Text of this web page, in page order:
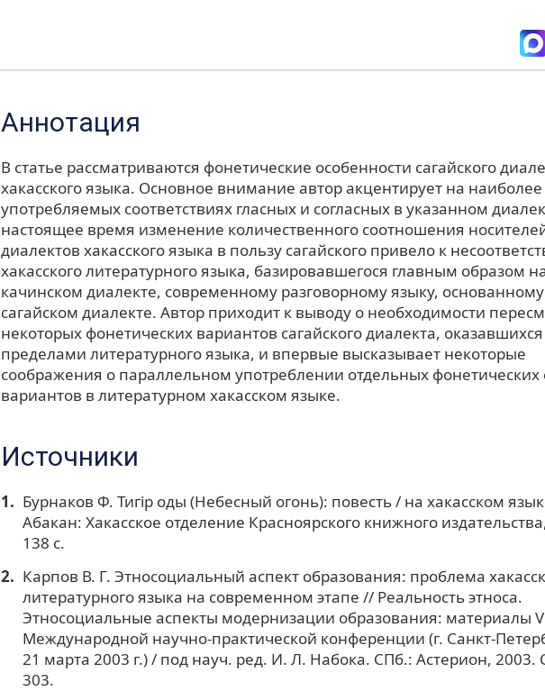
Аннотация
В статье рассматриваются фонетические особенности сагайского
хакасского языка. Основное внимание автор акцентирует на наиболее
употребляемых соответствиях гласных и согласных в указанном
настоящее время изменение количественного соотношения
диалектов хакасского языка в пользу сагайского привело к
хакасского литературного языка, базировавшегося главным образом
качинском диалекте, современному разговорному языку,
сагайском диалекте. Автор приходит к выводу о необходимости
некоторых фонетических вариантов сагайского диалекта, оказавшихся
пределами литературного языка, и впервые высказывает некоторые
соображения о параллельном употреблении отдельных фонетических
вариантов в литературном хакасском языке.
Источники
Бурнаков Ф. Тигiр оды (Небесный огонь): повесть / на хакасском
Абакан: Хакасское отделение Красноярского книжного
138 с.
Карпов В. Г. Этносоциальный аспект образования: проблема
литературного языка на современном этапе // Реальность этноса.
Этносоциальные аспекты модернизации образования: материалы V
Международной научно-практической конференции (г. Санкт-
21 марта 2003 г.) / под науч. ред. И. Л. Набока. СПб.: Астерион, 2003.
303.